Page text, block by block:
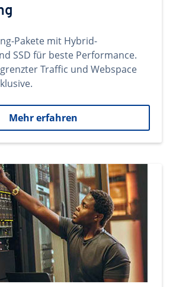
Pakete mit Hybrid-
SSD für beste Performance.
Traffic und Webspace
Mehr erfahren